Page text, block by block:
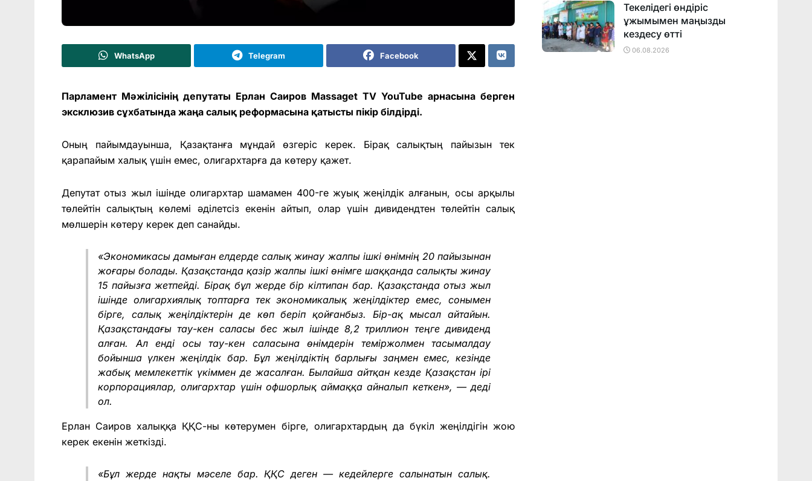
WhatsApp Telegram Facebook
Парламент Мәжілісінің депутаты Ерлан Саиров Massaget TV YouTube арнасына берген
эксклюзив сұхбатында жаңа салық реформасына қатысты пікір білдірді.
Оның пайымдауынша, Қазақтанға мұндай өзгеріс керек. Бірақ салықтың пайызын тек
қарапайым халық үшін емес, олигархтарға да көтеру қажет.
Депутат отыз жыл ішінде олигархтар шамамен 400-ге жуық жеңілдік алғанын, осы арқылы
төлейтін салықтың көлемі әділетсіз екенін айтып, олар үшін дивидендтен төлейтін салық
мөлшерін көтеру керек деп санайды.
«Экономикасы дамыған елдерде салық жинау жалпы ішкі өнімнің 20 пайызынан
жоғары болады. Қазақстанда қазір жалпы ішкі өнімге шаққанда салықты жинау
15 пайызға жетпейді. Бірақ бұл жерде бір кілтипан бар. Қазақстанда отыз жыл
ішінде олигархиялық топтарға тек экономикалық жеңілдіктер емес, сонымен
бірге, салық жеңілдіктерін де көп беріп қойғанбыз. Бір-ақ мысал айтайын.
Қазақстандағы тау-кен саласы бес жыл ішінде 8,2 триллион теңге дивиденд
алған. Ал енді осы тау-кен саласына өнімдерін теміржолмен тасымалдау
бойынша үлкен жеңілдік бар. Бұл жеңілдіктің барлығы заңмен емес, кезінде
жабық мемлекеттік үкіммен де жасалған. Былайша айтқан кезде Қазақстан ірі
корпорациялар, олигархтар үшін офшорлық аймаққа айналып кеткен», — деді
ол.
Ерлан Саиров халыққа ҚҚС-ны көтерумен бірге, олигархтардың да бүкіл жеңілдігін жою
керек екенін жеткізді.
«Бұл жерде нақты мәселе бар. ҚҚС деген — кедейлерге салынатын салық.
Текелідегі өндіріс
ұжымымен маңызды
кездесу өтті
06.08.2026